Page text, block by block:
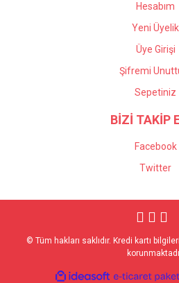
Hesabım
Yeni Üyelik
Üye Girişi
Şifremi
Sepetiniz
BİZİ TAKİP
Facebook
Twitter
© Tüm hakları saklıdır. Kredi kartı
ideasoft